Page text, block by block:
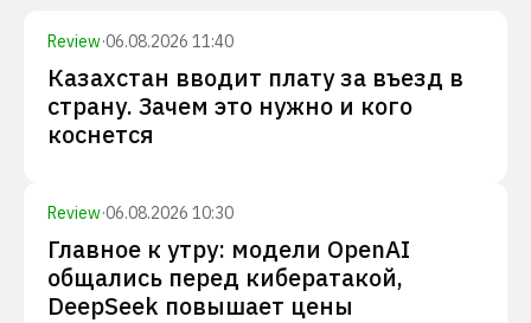
Review·06.08.2026 11:40
Казахстан вводит плату за въезд в
страну. Зачем это нужно и кого
коснется
Review·06.08.2026 10:30
Главное к утру: модели OpenAI
общались перед кибератакой,
DeepSeek повышает цены